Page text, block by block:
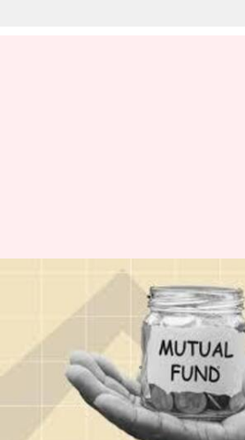
March AMFI
మ్యూచువల్ ఫండ్
డౌన్..
Sirish Praharaju Apr 11, 2025
ఈ వార్తాకథనం ఏంటి